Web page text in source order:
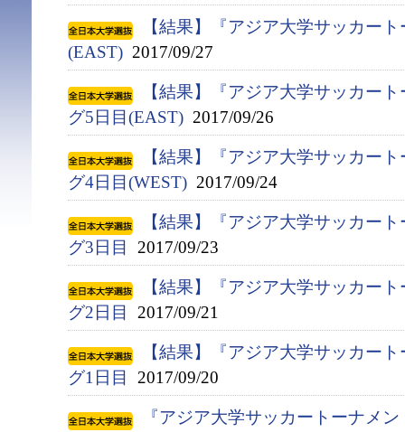
【結果】『アジア大学サッカー
(EAST) 2017/09/27
【結果】『アジア大学サッカー
グ5日目(EAST) 2017/09/26
【結果】『アジア大学サッカー
グ4日目(WEST) 2017/09/24
【結果】『アジア大学サッカー
グ3日目
2017/09/23
【結果】『アジア大学サッカー
グ2日目
2017/09/21
【結果】『アジア大学サッカー
グ1日目
2017/09/20
『アジア大学サッカートーナメ